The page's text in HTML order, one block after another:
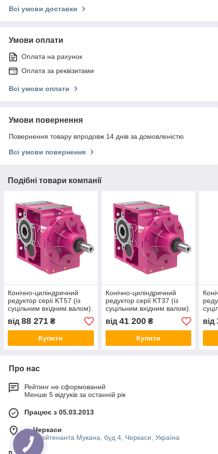
Всі умови доставки
Умови оплати
Оплата на рахунок
Оплата за реквізитами
Всі умови оплати
Умови повернення
Повернення товару впродовж 14 днів за домовленістю
Всі умови повернення
Подібні товари компанії
Конічно-циліндричний
редуктор серії KT57 (із
суцільним вхідним валом).
від 88 271 ₴
Купити
Конічно-циліндричний
редуктор серії KT37 (із
суцільним вхідним валом).
від 41 200₴
Купити
від
Про нас
Рейтинг не сформований
Менше 5 відгуків за останній рік
Працює з 05.03.2013
м. Черкаси
вул.Лейтенанта Мукана, буд 4, Черкаси, Україна
КНОПКА
ЗВ'ЯЗКУ